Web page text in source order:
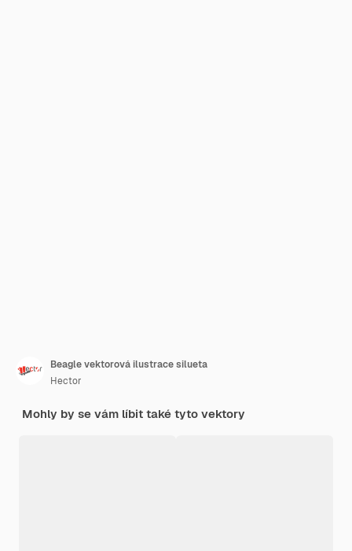
Beagle vektorová ilustrace silueta
Hector
Mohly by se vám líbit také tyto vektory